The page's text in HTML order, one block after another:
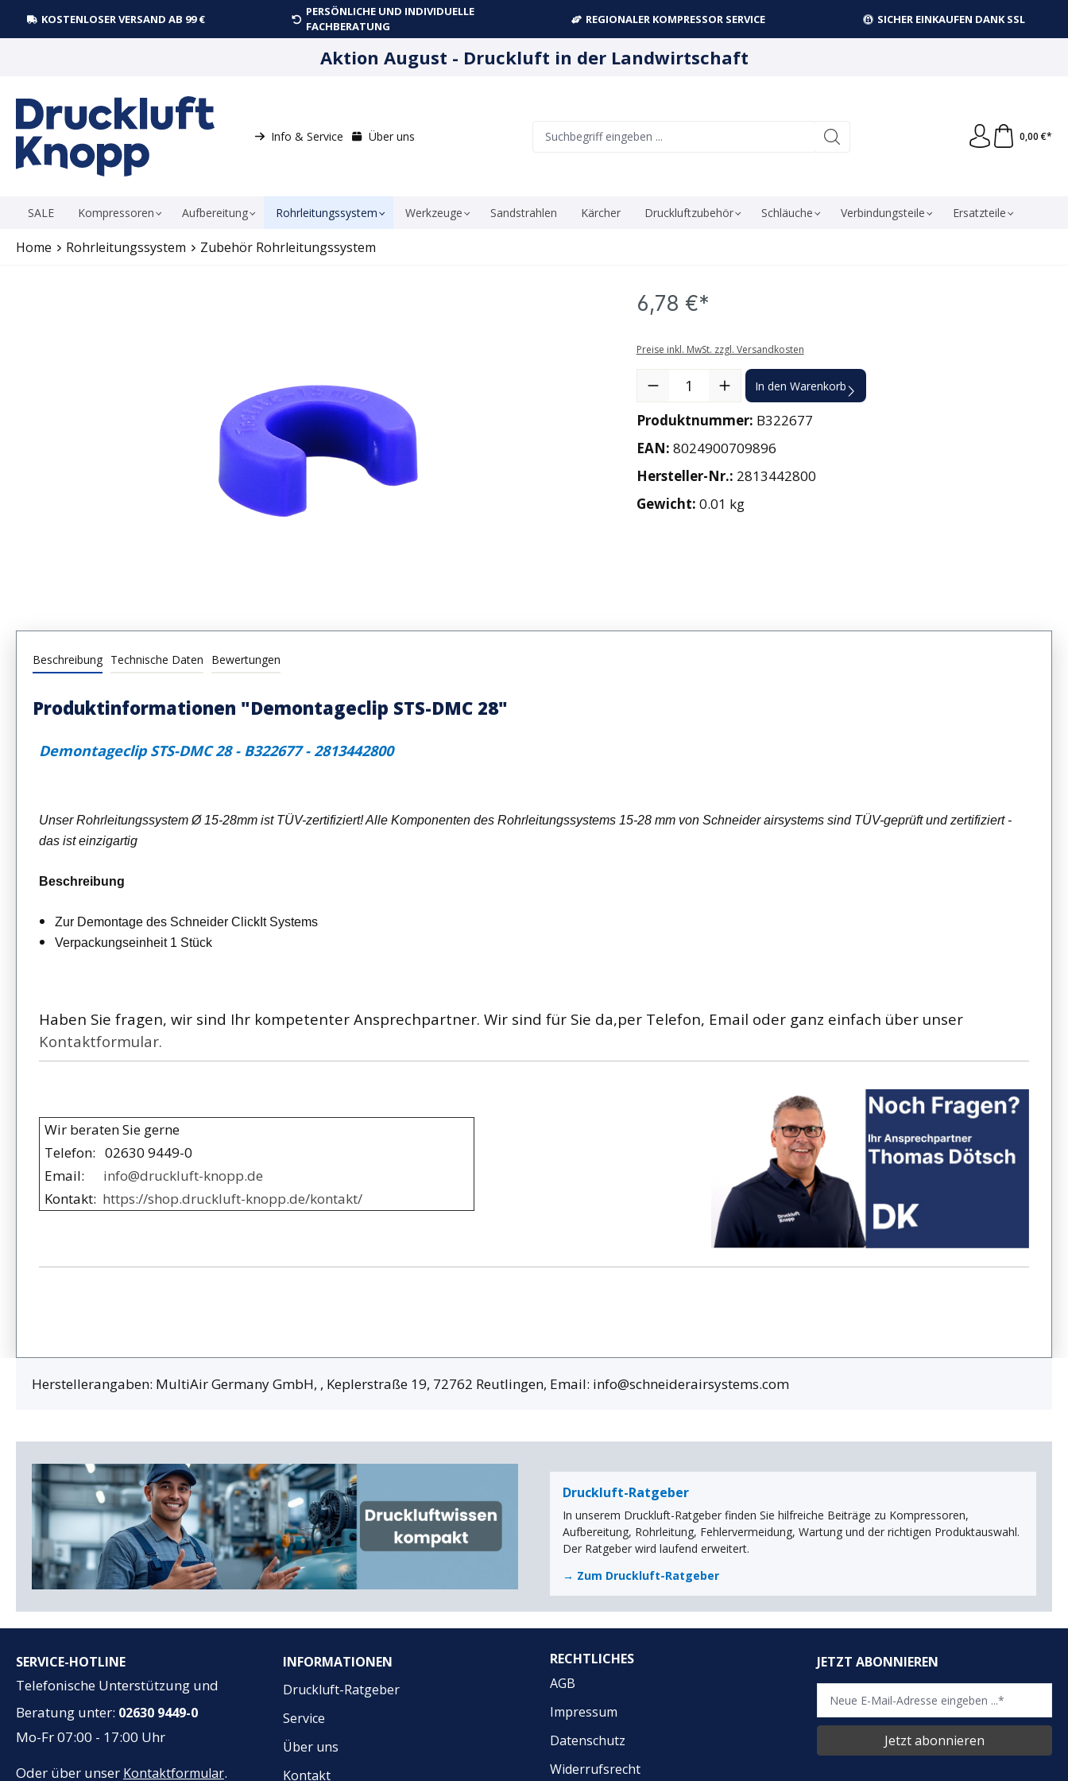
Zur Hauptnavigation springen
KOSTENLOSER VERSAND AB 99 €
PERSÖNLICHE UND INDIVIDUELLE
FACHBERATUNG
REGIONALER KOMPRESSOR SERVICE SICHER EINKAUFEN DANK SSL
Aktion August - Druckluft in der Landwirtschaft
Info & Service Über uns 0,00 €*
SALE Kompressoren Aufbereitung Rohrleitungssystem Werkzeuge Sandstrahlen Kärcher Druckluftzubehör Schläuche Verbindungsteile Ersatzteile
Home Rohrleitungssystem Zubehör Rohrleitungssystem
6,78 €*
Preise inkl. MwSt. zzgl. Versandkosten
Produkt Anzahl: Gib den gewünschten Wert ein oder benutze die
In den Warenkorb
Produktnummer: B322677
EAN: 8024900709896
Hersteller-Nr.: 2813442800
Gewicht: 0.01 kg
Beschreibung Technische Daten Bewertungen
Produktinformationen "Demontageclip STS-DMC 28"
Demontageclip STS-DMC 28 - B322677 - 2813442800
Unser Rohrleitungssystem Ø 15-28mm ist TÜV-zertifiziert! Alle Komponenten des Rohrleitungssystems 15-28 mm von Schneider airsystems sind TÜV-geprüft und zertifiziert -
das ist einzigartig
Beschreibung
Zur Demontage des Schneider ClickIt Systems
Verpackungseinheit 1 Stück
Haben Sie fragen, wir sind Ihr kompetenter Ansprechpartner. Wir sind für Sie da,per Telefon, Email oder ganz einfach über unser
Kontaktformular.
Wir beraten Sie gerne
Telefon: 02630 9449-0
Email: info@druckluft-knopp.de
Kontakt: https://shop.druckluft-knopp.de/kontakt/
Herstellerangaben: MultiAir Germany GmbH, , Keplerstraße 19, 72762 Reutlingen, Email: info@schneiderairsystems.com
Druckluft-Ratgeber
In unserem Druckluft-Ratgeber finden Sie hilfreiche Beiträge zu Kompressoren,
Aufbereitung, Rohrleitung, Fehlervermeidung, Wartung und der richtigen Produktauswahl.
Der Ratgeber wird laufend erweitert.
→ Zum Druckluft-Ratgeber
SERVICE-HOTLINE
Telefonische Unterstützung und
Beratung unter: 02630 9449-0
Mo-Fr 07:00 - 17:00 Uhr
Oder über unser Kontaktformular.
INFORMATIONEN
Druckluft-Ratgeber
Service
Über uns
Kontakt
RECHTLICHES
AGB
Impressum
Datenschutz
Widerrufsrecht
JETZT ABONNIEREN
Jetzt abonnieren